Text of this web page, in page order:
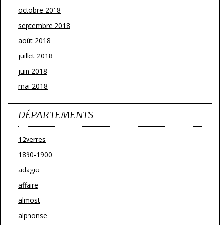
octobre 2018
septembre 2018
août 2018
juillet 2018
juin 2018
mai 2018
DÉPARTEMENTS
12verres
1890-1900
adagio
affaire
almost
alphonse